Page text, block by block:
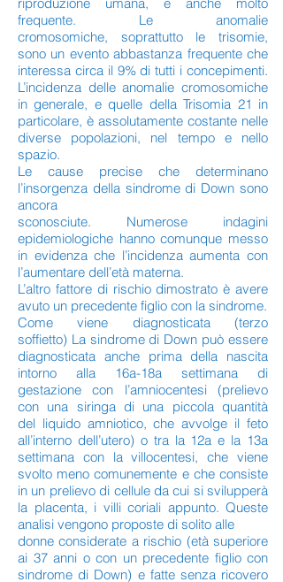
frequente. Le anomalie
cromosomiche, soprattutto le trisomie,
sono un evento abbastanza frequente che
interessa circa il 9% di tutti i concepimenti.
L’incidenza delle anomalie cromosomiche
in generale, e quelle della Trisomia 21 in
particolare, è assolutamente costante nelle
diverse popolazioni, nel tempo e nello
spazio.
Le cause precise che determinano
l’insorgenza della sindrome di Down sono
ancora
sconosciute. Numerose indagini
epidemiologiche hanno comunque messo
in evidenza che l’incidenza aumenta con
l’aumentare dell’età materna.
L’altro fattore di rischio dimostrato è avere
avuto un precedente figlio con la sindrome.
Come viene diagnosticata (terzo
soffietto) La sindrome di Down può essere
diagnosticata anche prima della nascita
intorno alla 16a-18a settimana di
gestazione con l’amniocentesi (prelievo
con una siringa di una piccola quantità
del liquido amniotico, che avvolge il feto
all’interno dell’utero) o tra la 12a e la 13a
settimana con la villocentesi, che viene
svolto meno comunemente e che consiste
in un prelievo di cellule da cui si svilupperà
la placenta, i villi coriali appunto. Queste
analisi vengono proposte di solito alle
donne considerate a rischio (età superiore
ai 37 anni o con un precedente figlio con
sindrome di Down) e fatte senza ricovero